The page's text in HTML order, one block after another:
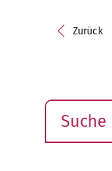
Zurück
Suche